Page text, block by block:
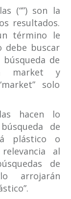
(“”) son la
resultados.
término le
debe buscar
de
market y
solo
hacen lo
de
plástico o
al
de
arrojarán